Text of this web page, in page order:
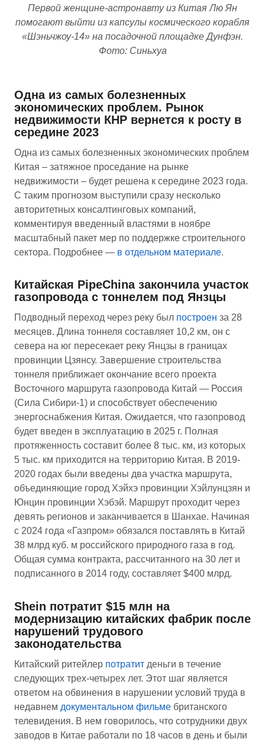
Первой женщине-астронавту из Китая Лю Ян
помогают выйти из капсулы космического корабля
«Шэньчжоу-14» на посадочной площадке Дунфэн.
Фото: Синьхуа
Одна из самых болезненных
экономических проблем. Рынок
недвижимости КНР вернется к росту в
середине 2023
Одна из самых болезненных экономических проблем
Китая – затяжное проседание на рынке
недвижимости – будет решена к середине 2023 года.
С таким прогнозом выступили сразу несколько
авторитетных консалтинговых компаний,
комментируя введенный властями в ноябре
масштабный пакет мер по поддержке строительного
сектора. Подробнее — в отдельном материале.
Китайская PipeChina закончила участок
газопровода с тоннелем под Янзцы
Подводный переход через реку был построен за 28
месяцев. Длина тоннеля составляет 10,2 км, он с
севера на юг пересекает реку Янцзы в границах
провинции Цзянсу. Завершение строительства
тоннеля приближает окончание всего проекта
Восточного маршрута газопровода Китай — Россия
(Сила Сибири-1) и способствует обеспечению
энергоснабжения Китая. Ожидается, что газопровод
будет введен в эксплуатацию в 2025 г. Полная
протяженность составит более 8 тыс. км, из которых
5 тыс. км приходится на территорию Китая. В 2019-
2020 годах были введены два участка маршрута,
объединяющие город Хэйхэ провинции Хэйлунцзян и
Юнцин провинции Хэбэй. Маршрут проходит через
девять регионов и заканчивается в Шанхае. Начиная
с 2024 года «Газпром» обязался поставлять в Китай
38 млрд куб. м российского природного газа в год.
Общая сумма контракта, рассчитанного на 30 лет и
подписанного в 2014 году, составляет $400 млрд.
Shein потратит $15 млн на
модернизацию китайских фабрик после
нарушений трудового
законодательства
Китайский ритейлер потратит деньги в течение
следующих трех-четырех лет. Этот шаг является
ответом на обвинения в нарушении условий труда в
недавнем документальном фильме британского
телевидения. В нем говорилось, что сотрудники двух
заводов в Китае работали по 18 часов в день и были